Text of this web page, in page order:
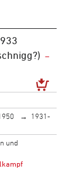
1931-
und